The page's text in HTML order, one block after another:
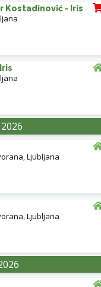
Kostadinović - Iris
,Ljubljana
,Ljubljana